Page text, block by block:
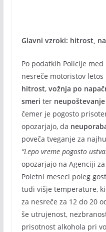
Glavni vzroki: hitrost,
Po podatkih Policije
nesreče motoristov letos
hitrost, vožnja po
smeri ter
čemer je pogosto
opozarjajo, da
poveča tveganje za
“Lepo vreme pogosto
opozarjajo na Agenciji
Poletni meseci poleg
tudi višje temperature,
za nesreče za 12 do 20
še utrujenost,
prisotnost alkohola pri